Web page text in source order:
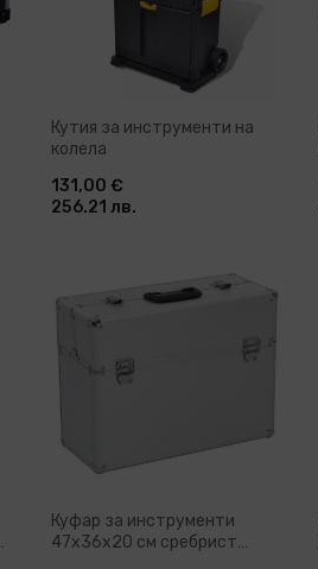
Добави в количка
Кутия за инструменти на
колела
131,00 €
256.21 лв.
Куфар за инструменти
47x36x20 см сребрист